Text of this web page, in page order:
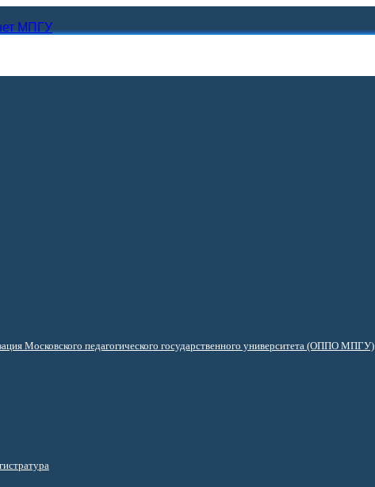
МПГУ
Московского педагогического государственного университета (ОППО МПГУ)